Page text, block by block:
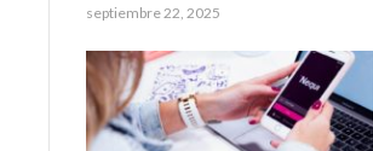
septiembre 22, 2025